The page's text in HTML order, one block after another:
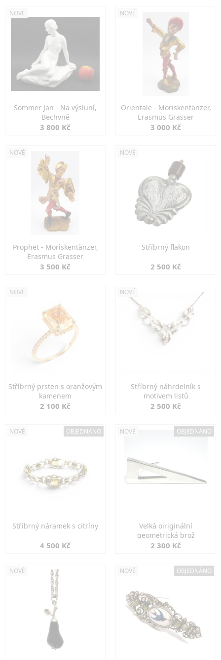
NOVÉ
Sommer Jan - Na výsluní,
Bechyně
3 800 Kč
NOVÉ
Orientale - Moriskentänzer,
Erasmus Grasser
3 000 Kč
NOVÉ
Prophet - Moriskentänzer,
Erasmus Grasser
3 500 Kč
NOVÉ
Stříbrný flakon
2 500 Kč
NOVÉ
Stříbrný prsten s oranžovým
kamenem
2 100 Kč
NOVÉ
Stříbrný náhrdelník s
motivem listů
2 500 Kč
NOVÉ OBJEDNÁNO
Stříbrný náramek s citríny
4 500 Kč
NOVÉ OBJEDNÁNO
Velká oiriginální
geometrická brož
2 300 Kč
NOVÉ NOVÉ OBJEDNÁNO